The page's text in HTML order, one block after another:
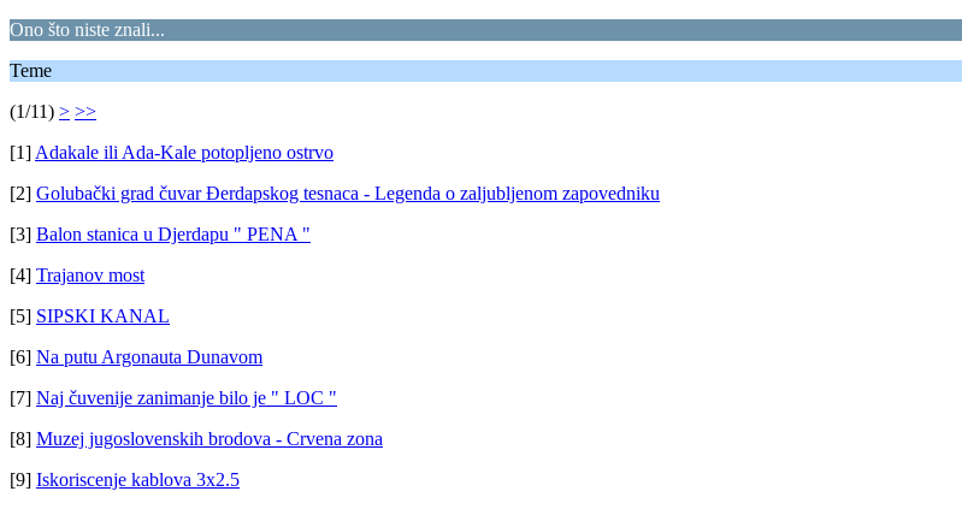
Ono što niste znali...
Teme
(1/11) > >>
[1] Adakale ili Ada-Kale potopljeno ostrvo
[2] Golubački grad čuvar Đerdapskog tesnaca - Legenda o zaljubljenom zapovedniku
[3] Balon stanica u Djerdapu " PENA "
[4] Trajanov most
[5] SIPSKI KANAL
[6] Na putu Argonauta Dunavom
[7] Naj čuvenije zanimanje bilo je " LOC "
[8] Muzej jugoslovenskih brodova - Crvena zona
[9] Iskoriscenje kablova 3x2.5